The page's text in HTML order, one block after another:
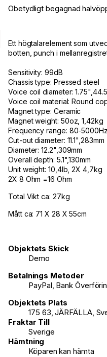
Obetydligt begagnad
Ett högtalarelement som
botten, punch i
Sensitivity: 99dB
Chassis type: Pressed steel
Voice coil diameter:
Voice coil material: Round
Magnet type: Ceramic
Magnet weight: 50oz, 1,42kg
Frequency range: 80-5000Hz
Cut-out diameter: 11.1",283mm
Diameter: 12.2",309mm
Overall depth: 5.1",130mm
Unit weight: 10,4lb, 2X 4,7kg
2X 8 Ohm =16 Ohm
Total Vikt ca: 27kg
Mått ca: 71 X 28 X 55cm
Objektets Skick
Demo
Betalnings Metoder
PayPal, Bank
Objektets Plats
175 63, JÄRFÄLLA,
Fraktar Till
Sverige
Hämtning
Köparen kan hämta